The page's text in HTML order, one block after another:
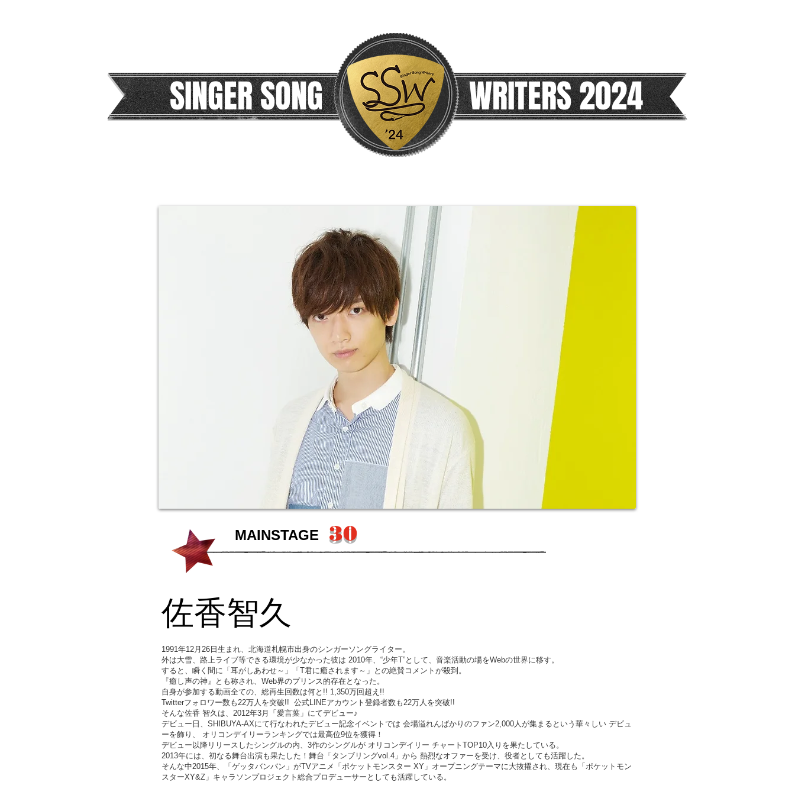
WRITERS 2024
SINGER SONG
MAINSTAGE 30
佐香智久
1991年12月26日生まれ、北海道札幌市出身のシンガーソングライター。
外は大雪、路上ライブ等できる環境が少なかった彼は 2010年、“少年T”として、音楽活動の場をWebの世界に移す。
すると、瞬く間に「耳がしあわせ～」「T君に癒されます～」との絶賛コメントが殺到。
『癒し声の神』とも称され、Web界のプリンス的存在となった。
自身が参加する動画全ての、総再生回数は何と!! 1,350万回超え!!
Twitterフォロワー数も22万人を突破!! 公式LINEアカウント登録者数も22万人を突破!!
そんな佐香 智久は、2012年3月「愛言葉」にてデビュー♪
デビュー日、SHIBUYA-AXにて行なわれたデビュー記念イベントでは 会場溢れんばかりのファン2,000人が集まるという華々しい デビュ
ーを飾り、 オリコンデイリーランキングでは最高位9位を獲得！
デビュー以降リリースしたシングルの内、3作のシングルが オリコンデイリー チャートTOP10入りを果たしている。
2013年には、初なる舞台出演も果たした！舞台「タンブリングvol.4」から 熱烈なオファーを受け、役者としても活躍した。
そんな中2015年、「ゲッタバンバン」がTVアニメ「ポケットモンスター XY」オープニングテーマに大抜擢され、現在も「ポケットモン
スターXY&Z」キャラソンプロジェクト総合プロデューサーとしても活躍している。